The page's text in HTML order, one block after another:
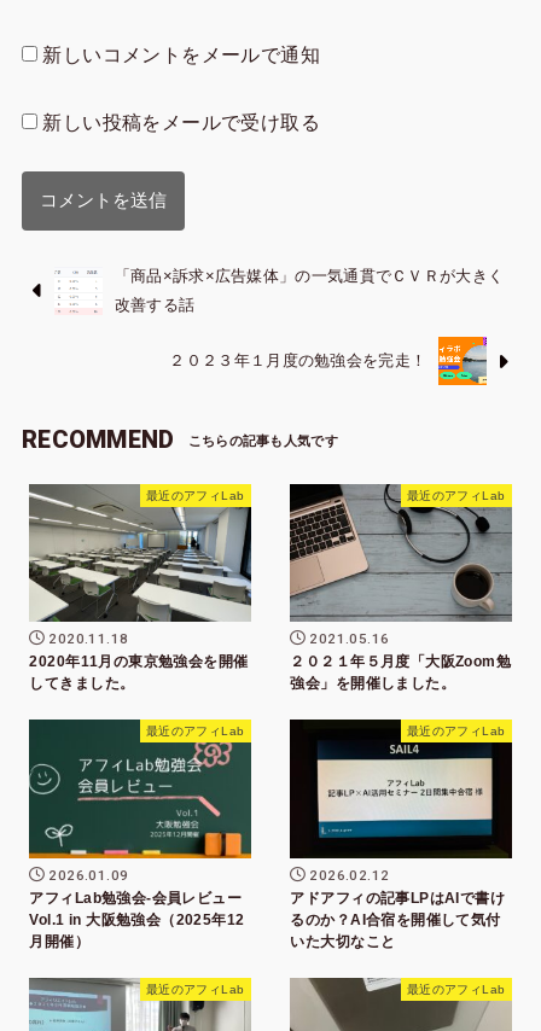
新しいコメントをメールで通知
新しい投稿をメールで受け取る
「商品×訴求×広告媒体」の一気通貫でＣＶＲが大きく
改善する話
２０２３年１月度の勉強会を完走！
RECOMMEND
最近のアフィLab
2020.11.18
2020年11月の東京勉強会を開催
してきました。
最近のアフィLab
2021.05.16
２０２１年５月度「大阪Zoom勉
強会」を開催しました。
最近のアフィLab
2026.01.09
アフィLab勉強会-会員レビュー
Vol.1 in 大阪勉強会（2025年12
月開催）
最近のアフィLab
2026.02.12
アドアフィの記事LPはAIで書け
るのか？AI合宿を開催して気付
いた大切なこと
最近のアフィLab 最近のアフィLab